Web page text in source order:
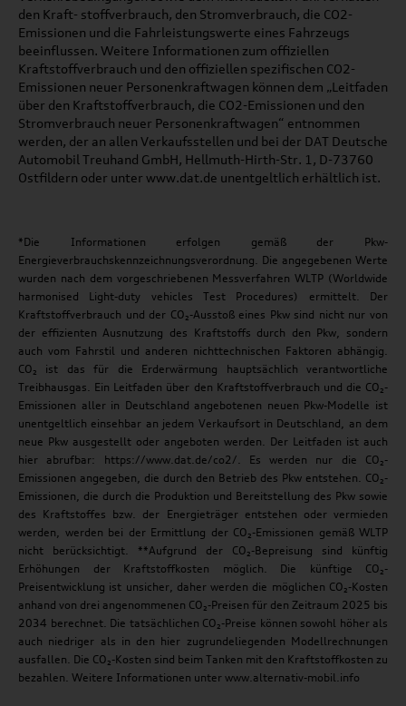
den Kraft- stoffverbrauch, den Stromverbrauch, die CO2-
Emissionen und die Fahrleistungswerte eines Fahrzeugs
beeinflussen. Weitere Informationen zum offiziellen
Kraftstoffverbrauch und den offiziellen spezifischen CO2-
Emissionen neuer Personenkraftwagen können dem „Leitfaden
über den Kraftstoffverbrauch, die CO2-Emissionen und den
Stromverbrauch neuer Personenkraftwagen“ entnommen
werden, der an allen Verkaufsstellen und bei der DAT Deutsche
Automobil Treuhand GmbH, Hellmuth-Hirth-Str. 1, D-73760
Ostfildern oder unter www.dat.de unentgeltlich erhältlich ist.
*Die Informationen erfolgen gemäß der Pkw-
Energieverbrauchskennzeichnungsverordnung. Die angegebenen Werte
wurden nach dem vorgeschriebenen Messverfahren WLTP (Worldwide
harmonised Light-duty vehicles Test Procedures) ermittelt. Der
Kraftstoffverbrauch und der CO₂-Ausstoß eines Pkw sind nicht nur von
der effizienten Ausnutzung des Kraftstoffs durch den Pkw, sondern
auch vom Fahrstil und anderen nichttechnischen Faktoren abhängig.
CO₂ ist das für die Erderwärmung hauptsächlich verantwortliche
Treibhausgas. Ein Leitfaden über den Kraftstoffverbrauch und die CO₂-
Emissionen aller in Deutschland angebotenen neuen Pkw-Modelle ist
unentgeltlich einsehbar an jedem Verkaufsort in Deutschland, an dem
neue Pkw ausgestellt oder angeboten werden. Der Leitfaden ist auch
hier abrufbar: https://www.dat.de/co2/. Es werden nur die CO₂-
Emissionen angegeben, die durch den Betrieb des Pkw entstehen. CO₂-
Emissionen, die durch die Produktion und Bereitstellung des Pkw sowie
des Kraftstoffes bzw. der Energieträger entstehen oder vermieden
werden, werden bei der Ermittlung der CO₂-Emissionen gemäß WLTP
nicht berücksichtigt. **Aufgrund der CO₂-Bepreisung sind künftig
Erhöhungen der Kraftstoffkosten möglich. Die künftige CO₂-
Preisentwicklung ist unsicher, daher werden die möglichen CO₂-Kosten
anhand von drei angenommenen CO₂-Preisen für den Zeitraum 2025 bis
2034 berechnet. Die tatsächlichen CO₂-Preise können sowohl höher als
auch niedriger als in den hier zugrundeliegenden Modellrechnungen
ausfallen. Die CO₂-Kosten sind beim Tanken mit den Kraftstoffkosten zu
bezahlen. Weitere Informationen unter www.alternativ-mobil.info